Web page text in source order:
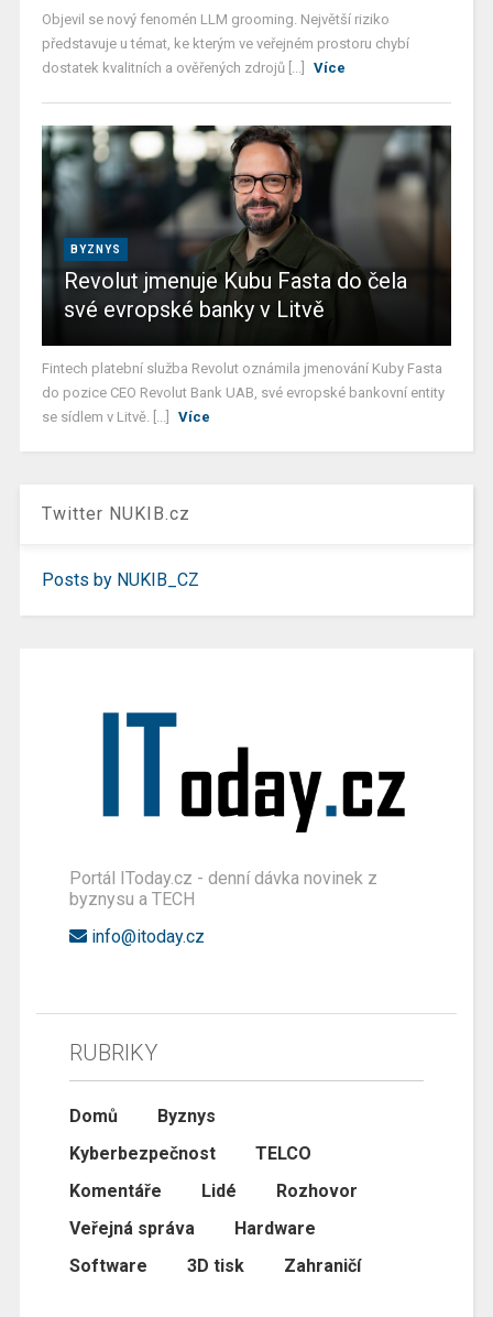
Objevil se nový fenomén LLM grooming. Největší riziko
představuje u témat, ke kterým ve veřejném prostoru chybí
dostatek kvalitních a ověřených zdrojů [...]
Více
BYZNYS
Revolut jmenuje Kubu Fasta do čela
své evropské banky v Litvě
Fintech platební služba Revolut oznámila jmenování Kuby Fasta
do pozice CEO Revolut Bank UAB, své evropské bankovní entity
se sídlem v Litvě. [...]
Více
Twitter NUKIB.cz
Posts by NUKIB_CZ
Portál IToday.cz - denní dávka novinek z
byznysu a TECH
info@itoday.cz
RUBRIKY
Domů
Byznys
Kyberbezpečnost
TELCO
Komentáře
Lidé
Rozhovor
Veřejná správa
Hardware
Software
3D tisk Zahraničí